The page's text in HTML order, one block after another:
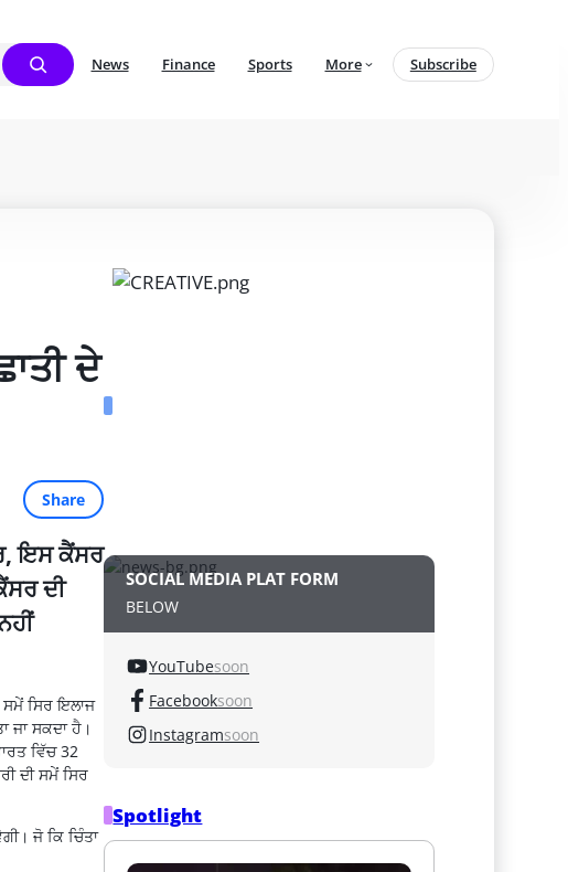
News Finance Sports More Subscribe
ਦੇ
Share
ਇਸ ਕੈਂਸਰ
ਦੀ
ਸਮੇਂ ਸਿਰ ਇਲਾਜ
ਜਾ ਸਕਦਾ ਹੈ।
ਵਿੱਚ 32
ਦੀ ਸਮੇਂ ਸਿਰ
ਜੋ ਕਿ ਚਿੰਤਾ
SOCIAL MEDIA PLAT FORM
BELOW
YouTubesoon
Facebooksoon
Instagramsoon
Spotlight